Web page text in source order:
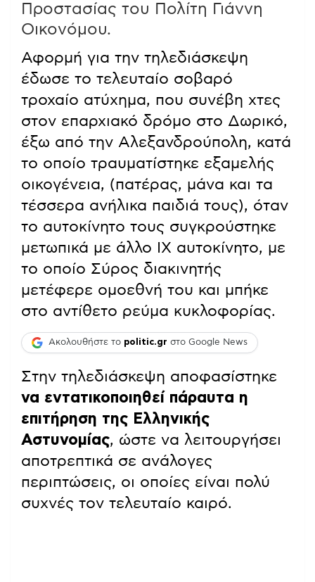
Προστασίας του Πολίτη Γιάννη
Οικονόμου.
Αφορμή για την τηλεδιάσκεψη
έδωσε το τελευταίο σοβαρό
τροχαίο ατύχημα, που συνέβη χτες
στον επαρχιακό δρόμο στο Δωρικό,
έξω από την Αλεξανδρούπολη, κατά
το οποίο τραυματίστηκε εξαμελής
οικογένεια, (πατέρας, μάνα και τα
τέσσερα ανήλικα παιδιά τους), όταν
το αυτοκίνητο τους συγκρούστηκε
μετωπικά με άλλο ΙΧ αυτοκίνητο, με
το οποίο Σύρος διακινητής
μετέφερε ομοεθνή του και μπήκε
στο αντίθετο ρεύμα κυκλοφορίας.
Ακολουθήστε το politic.gr στο Google News
Στην τηλεδιάσκεψη αποφασίστηκε
να εντατικοποιηθεί πάραυτα η
επιτήρηση της Ελληνικής
Αστυνομίας, ώστε να λειτουργήσει
αποτρεπτικά σε ανάλογες
περιπτώσεις, οι οποίες είναι πολύ
συχνές τον τελευταίο καιρό.